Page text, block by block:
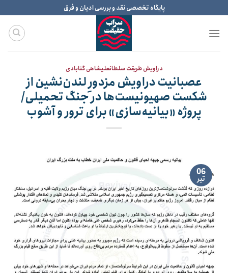
to
content
پایگاه تخصصی نقد و بررسی ادیان و فرق
دراویش طریقت سلطانعلیشاهی گنابادی
عصبانیت دراویش مزدورِ لندن‌نشین از
شکست صهیونیست‌ها در جنگ تحمیلی/
پروژه «بیانیه‌سازی» برای ترور و آشوب
06
تیر